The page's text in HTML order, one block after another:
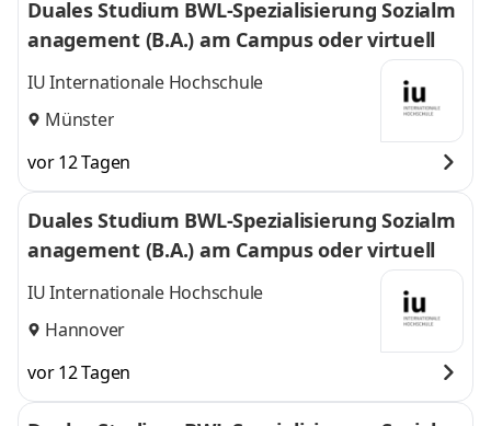
Duales Studium BWL-Spezialisierung Sozialm
anagement (B.A.) am Campus oder virtuell
IU Internationale Hochschule
Münster
vor 12 Tagen
Duales Studium BWL-Spezialisierung Sozialm
anagement (B.A.) am Campus oder virtuell
IU Internationale Hochschule
Hannover
vor 12 Tagen